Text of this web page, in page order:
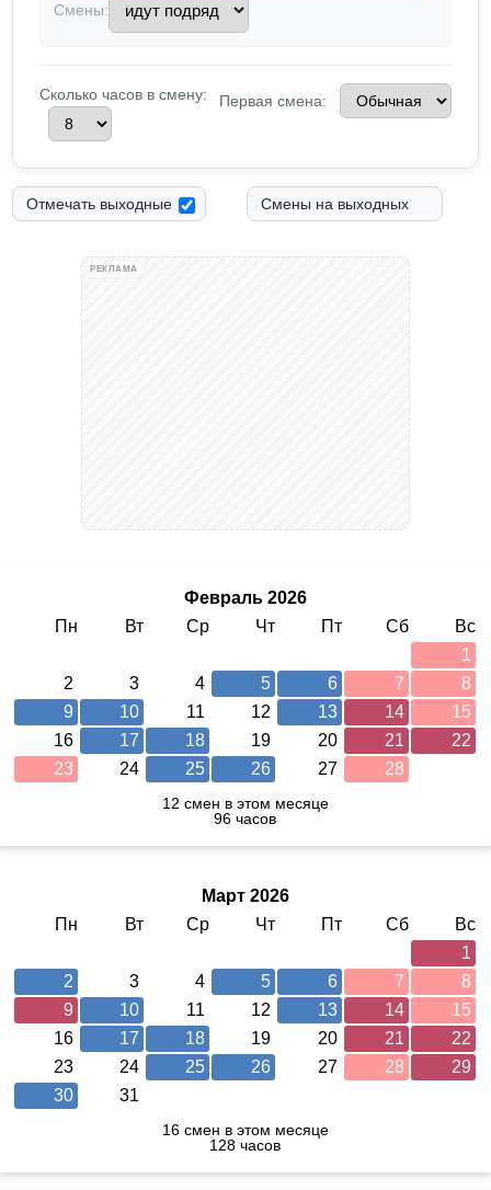
Смены:
Сколько часов в смену: Первая смена:
Отмечать выходные Смены на выходных
РЕКЛАМА
Февраль 2026
Пн
Вт Ср Чт Пт Сб
Вс
1
2
3 4 5 6 7
8
9
10 11 12 13 14
15
16
17 18 19 20 21
22
23
24 25 26 27 28
12 смен в этом месяце
96 часов
Март 2026
Пн
Вт Ср Чт Пт Сб
Вс
1
2
3 4 5 6 7
8
9
10 11 12 13 14
15
16
17 18 19 20 21
22
23
24 25 26 27 28
29
30
31
16 смен в этом месяце
128 часов